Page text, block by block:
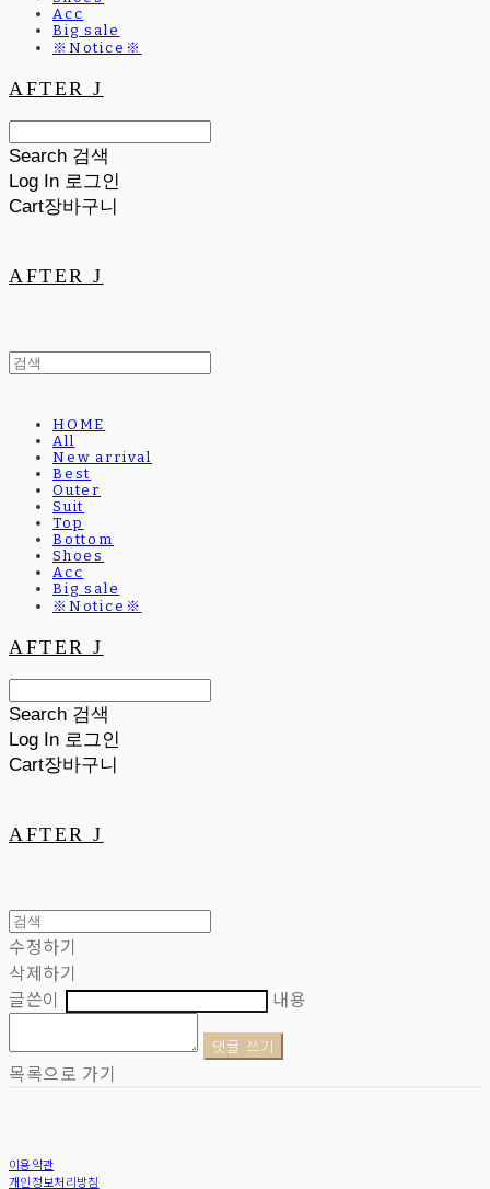
Acc
Big sale
※Notice※
AFTER J
Search 검색
Log In 로그인
Cart장바구니
AFTER J
HOME
All
New arrival
Best
Outer
Suit
Top
Bottom
Shoes
Acc
Big sale
※Notice※
AFTER J
Search 검색
Log In 로그인
Cart장바구니
AFTER J
수정하기
삭제하기
글쓴이
내용
댓글 쓰기
목록으로 가기
이용약관
개인정보처리방침